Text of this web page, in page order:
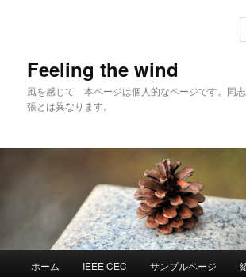
Feeling the wind
風を感じて 本ページは個人的なページです。同
張とは異なります。
ホーム IEEE CEC サンプルページ